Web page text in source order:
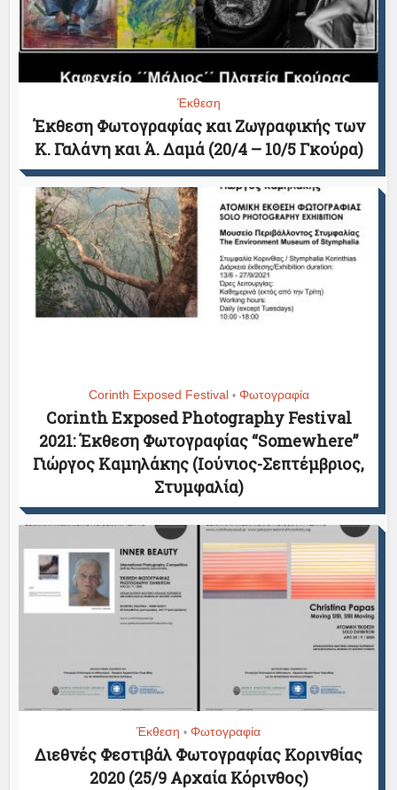
Έκθεση
Έκθεση Φωτογραφίας και Ζωγραφικής των
Κ. Γαλάνη και Ά. Δαμά (20/4 – 10/5 Γκούρα)
Corinth Exposed Festival • Φωτογραφία
Corinth Exposed Photography Festival
2021: Έκθεση Φωτογραφίας “Somewhere”
Γιώργος Καμηλάκης (Ιούνιος-Σεπτέμβριος,
Στυμφαλία)
Έκθεση • Φωτογραφία
Διεθνές Φεστιβάλ Φωτογραφίας Κορινθίας
2020 (25/9 Αρχαία Κόρινθος)